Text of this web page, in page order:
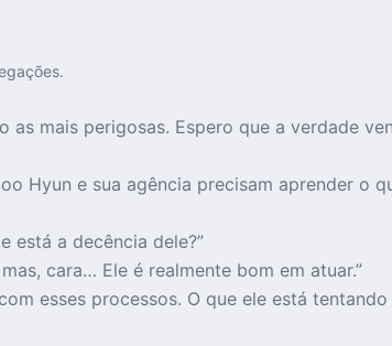
as mais perigosas. Espero que a verdade
Hyun e sua agência precisam aprender o
está a decência dele?”
cara… Ele é realmente bom em atuar.”
esses processos. O que ele está